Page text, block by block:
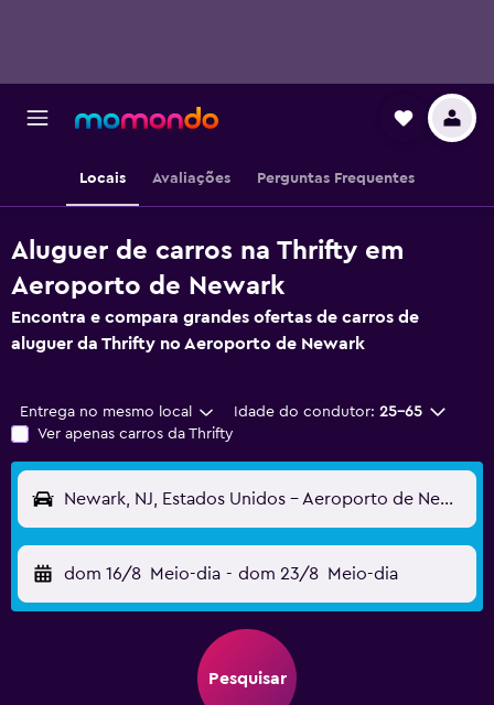
Locais Avaliações Perguntas Frequentes
Aluguer de carros na Thrifty em
Aeroporto de Newark
Encontra e compara grandes ofertas de carros de
aluguer da Thrifty no Aeroporto de Newark
Entrega no mesmo local Idade do condutor: 25-65
Ver apenas carros da Thrifty
Newark, NJ, Estados Unidos - Aeroporto de Newark (EWR)
dom 16/8 Meio-dia - dom 23/8 Meio-dia
Pesquisar